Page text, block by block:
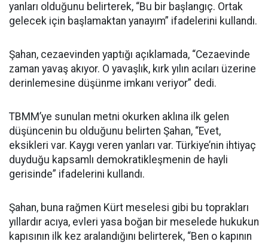
yanları olduğunu belirterek, “Bu bir başlangıç. Ortak
gelecek için başlamaktan yanayım” ifadelerini kullandı.
Şahan, cezaevinden yaptığı açıklamada, “Cezaevinde
zaman yavaş akıyor. O yavaşlık, kırk yılın acıları üzerine
derinlemesine düşünme imkanı veriyor” dedi.
TBMM’ye sunulan metni okurken aklına ilk gelen
düşüncenin bu olduğunu belirten Şahan, “Evet,
eksikleri var. Kaygı veren yanları var. Türkiye’nin ihtiyaç
duyduğu kapsamlı demokratikleşmenin de hayli
gerisinde” ifadelerini kullandı.
Şahan, buna rağmen Kürt meselesi gibi bu toprakları
yıllardır acıya, evleri yasa boğan bir meselede hukukun
kapısının ilk kez aralandığını belirterek, “Ben o kapının